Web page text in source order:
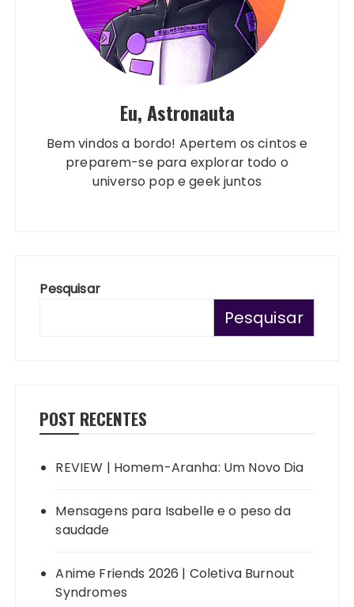
Eu, Astronauta
Bem vindos a bordo! Apertem os cintos e
preparem-se para explorar todo o
universo pop e geek juntos
Pesquisar
Pesquisar
POST RECENTES
REVIEW | Homem-Aranha: Um Novo Dia
Mensagens para Isabelle e o peso da
saudade
Anime Friends 2026 | Coletiva Burnout
Syndromes